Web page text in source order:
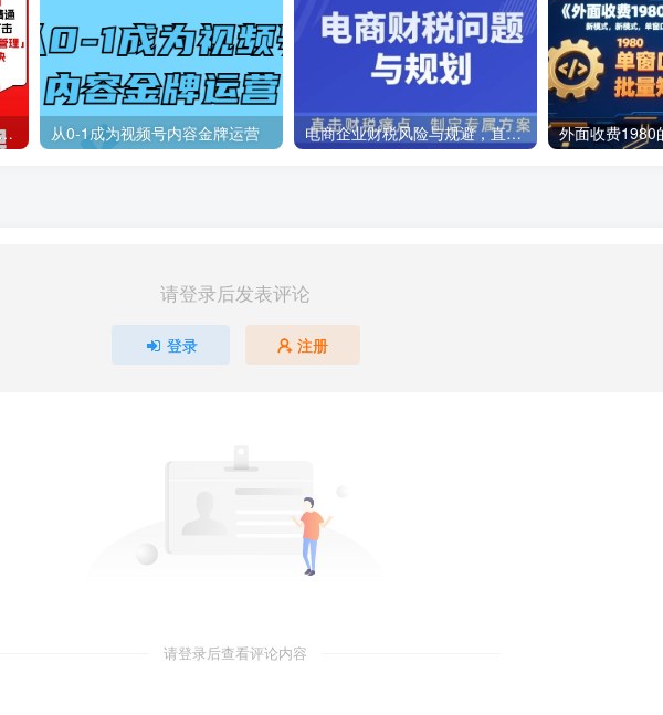
，1个功能解决1个实际生意问题，学完就能用 从0-1成为视频号内容金牌运营 电商企业财税风险与规避，直击财税痛点，制定专属方案
请登录后发表评论
登录 注册
请登录后查看评论内容